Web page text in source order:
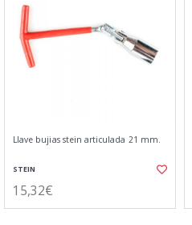
Llave bujias stein articulada 21 mm.
STEIN
15,32€